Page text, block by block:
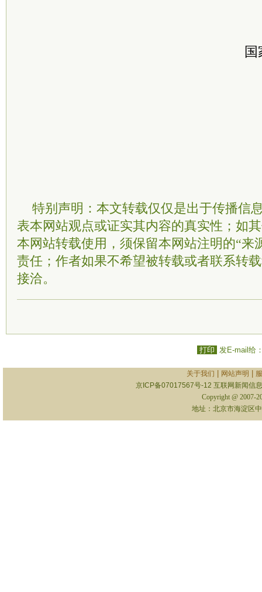
国
特别声明：本文转载仅仅是出于传播信
表本网站观点或证实其内容的真实性；如
本网站转载使用，须保留本网站注明的“来
责任；作者如果不希望被转载或者联系转
接洽。
打印 发E-mail给
关于我们 网站声明
京ICP备07017567号-12 互联网新闻信
Copyright @ 2007-
地址：北京市海淀区